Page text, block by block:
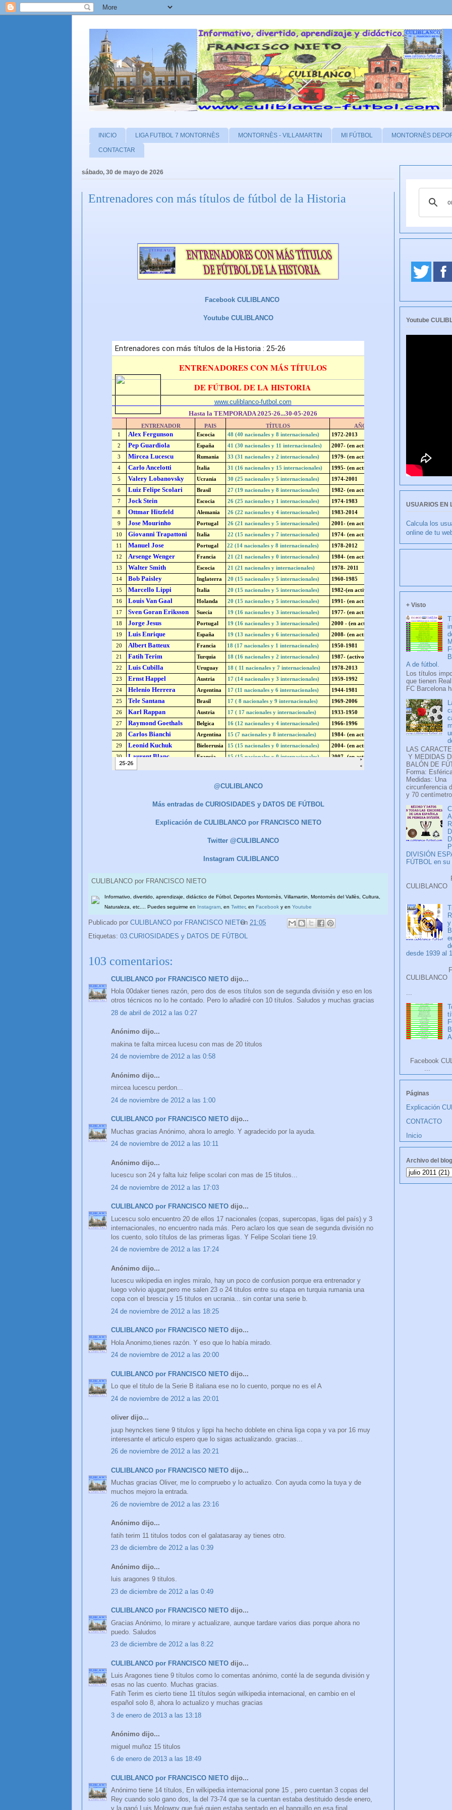
INICIO LIGA FUTBOL 7 MONTORNÈS MONTORNÈS - VILLAMARTIN MI FÚTBOL MONTORNÈS
CONTACTAR
sábado, 30 de mayo de 2026
Entrenadores con más títulos de fútbol de la Historia
Facebook CULIBLANCO
Youtube CULIBLANCO
@CULIBLANCO
Más entradas de CURIOSIDADES y DATOS DE FÚTBOL
Explicación de CULIBLANCO por FRANCISCO NIETO
Twitter @CULIBLANCO
Instagram CULIBLANCO
CULIBLANCO por FRANCISCO NIETO
Informativo, divertido, aprendizaje, didáctico de Fútbol, Deportes Montornès, Villamartin, Montornès del Vallès, Cultura,
Naturaleza, etc.... Puedes seguirme en
Instagram, en Twitter, en Facebook y en Youtube
Publicado por CULIBLANCO por FRANCISCO NIETO
en 21:05
Etiquetas: 03.CURIOSIDADES y DATOS DE FÚTBOL
103 comentarios:
CULIBLANCO por FRANCISCO NIETO dijo...
Hola 00daker tienes razón, pero dos de esos títulos son de segunda división y eso en los
otros técnicos no lo he contado. Pero lo añadiré con 10 títulos. Saludos y muchas gracias
28 de abril de 2012 a las 0:27
Anónimo dijo...
makina te falta mircea lucesu con mas de 20 titulos
24 de noviembre de 2012 a las 0:58
Anónimo dijo...
mircea lucescu perdon...
24 de noviembre de 2012 a las 1:00
CULIBLANCO por FRANCISCO NIETO dijo...
Muchas gracias Anónimo, ahora lo arreglo. Y agradecido por la ayuda.
24 de noviembre de 2012 a las 10:11
Anónimo dijo...
lucescu son 24 y falta luiz felipe scolari con mas de 15 titulos...
24 de noviembre de 2012 a las 17:03
CULIBLANCO por FRANCISCO NIETO dijo...
Lucescu solo encuentro 20 de ellos 17 nacionales (copas, supercopas, ligas del país) y 3
internacionales, no encuentro nada más. Pero aclaro los que sean de segunda división no
los cuento, solo títulos de las primeras ligas. Y Felipe Scolari tiene 19.
24 de noviembre de 2012 a las 17:24
Anónimo dijo...
lucescu wikipedia en ingles miralo, hay un poco de confusion porque era entrenador y
luego volvio ajugar,pero me salen 23 o 24 titulos entre su etapa en turquia rumania una
copa con el brescia y 15 titulos en ucrania... sin contar una serie b.
24 de noviembre de 2012 a las 18:25
CULIBLANCO por FRANCISCO NIETO dijo...
Hola Anonimo,tienes razón. Y eso que lo había mirado.
24 de noviembre de 2012 a las 20:00
CULIBLANCO por FRANCISCO NIETO dijo...
Lo que el titulo de la Serie B italiana ese no lo cuento, porque no es el A
24 de noviembre de 2012 a las 20:01
oliver dijo...
juup heynckes tiene 9 titulos y lippi ha hecho doblete en china liga copa y va por 16 muy
interesante el articulo espero que lo sigas actualizando. gracias...
26 de noviembre de 2012 a las 20:21
CULIBLANCO por FRANCISCO NIETO dijo...
Muchas gracias Oliver, me lo compruebo y lo actualizo. Con ayuda como la tuya y de
muchos mejoro la entrada.
26 de noviembre de 2012 a las 23:16
Anónimo dijo...
fatih terim 11 titulos todos con el galatasaray ay tienes otro.
23 de diciembre de 2012 a las 0:39
Anónimo dijo...
luis aragones 9 titulos.
23 de diciembre de 2012 a las 0:49
CULIBLANCO por FRANCISCO NIETO dijo...
Gracias Anónimo, lo mirare y actualizare, aunque tardare varios dias porque ahora no
puedo. Saludos
23 de diciembre de 2012 a las 8:22
CULIBLANCO por FRANCISCO NIETO dijo...
Luis Aragones tiene 9 títulos como lo comentas anónimo, conté la de segunda división y
esas no las cuento. Muchas gracias.
Fatih Terim es cierto tiene 11 títulos según wilkipedia internacional, en cambio en el
español solo 8, ahora lo actualizo y muchas gracias
3 de enero de 2013 a las 13:18
Anónimo dijo...
miguel muñoz 15 titulos
6 de enero de 2013 a las 18:49
CULIBLANCO por FRANCISCO NIETO dijo...
Anónimo tiene 14 títulos, En wilkipedia internacional pone 15 , pero cuentan 3 copas del
Rey cuando solo gano dos, la del 73-74 que se la cuentan estaba destituido desde enero,
y la ganó Luis Molowny que fué quien estaba sentado en el banquillo en esa final.
Youtube
USUARIOS EN
Calcula los
online de tu
+ Visto
A de fútbol.
Los títulos
que tienen
FC Barcelona
LAS
Y MEDIDAS
BALÓN DE
Forma:
Medidas: Una
circunferencia
y 70
DIVISIÓN
FÚTBOL en su
y
desde 1939 al
Facebook
...
Páginas
Explicación
CONTACTO
Inicio
Archivo del blog